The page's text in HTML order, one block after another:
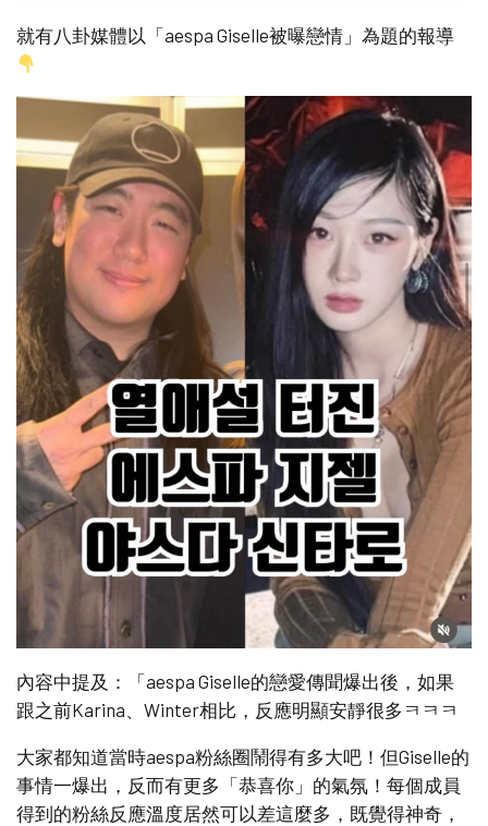
就有八卦媒體以「aespa Giselle被曝戀情」為題的報導
內容中提及：「aespa Giselle的戀愛傳聞爆出後，如果
跟之前Karina、Winter相比，反應明顯安靜很多ㅋㅋㅋ
大家都知道當時aespa粉絲圈鬧得有多大吧！但Giselle的
事情一爆出，反而有更多「恭喜你」的氣氛！每個成員
得到的粉絲反應溫度居然可以差這麼多，既覺得神奇，